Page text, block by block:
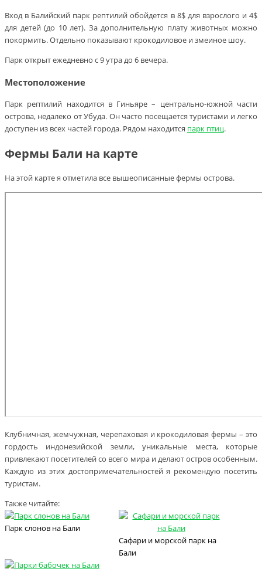
Вход в Балийский парк рептилий обойдется в 8$ для взрослого и 4$
для детей (до 10 лет). За дополнительную плату животных можно
покормить. Отдельно показывают крокодиловое и змеиное шоу.
Парк открыт ежедневно с 9 утра до 6 вечера.
Местоположение
Парк рептилий находится в Гиньяре – центрально-южной части
острова, недалеко от Убуда. Он часто посещается туристами и легко
доступен из всех частей города. Рядом находится парк птиц.
Фермы Бали на карте
На этой карте я отметила все вышеописанные фермы острова.
Клубничная, жемчужная, черепаховая и крокодиловая фермы – это
гордость индонезийской земли, уникальные места, которые
привлекают посетителей со всего мира и делают остров особенным.
Каждую из этих достопримечательностей я рекомендую посетить
туристам.
Также читайте:
Парк слонов на Бали
Сафари и морской парк на
Бали